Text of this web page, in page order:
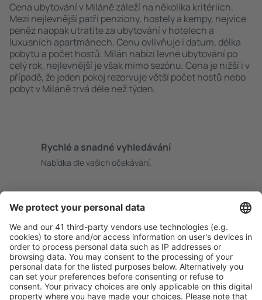
Cena ubytování v Miláně záleží na několika kritériích.
Mezi nejlevnější patří penziony, hostely a kempy, nejvíce
peněz naopak utratíte za ubytování v hotelech a
luxusních apartmánech. Cenu ovlivňuje i datum, délka
pobytu a počet hostů. Milán nabízí levné ubytování po
celý rok, nejlevnější je však mimo sezónu. Cena je nižší i v
případě, že jeden pokoj rezervuje větší počet hostů nebo
pobyt v Miláně trvá déle než týden.
Rychlé a snadné vyhledávání
Nabídka dle vašich očekávání.
Bezproblémová rezervace s možností bezplatného
zrušení.
S námi ušetříte
Atraktivní ceny a speciální nabídky pro přihlášené
uživatele.